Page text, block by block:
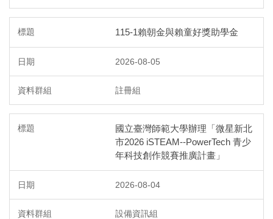
115-1賴朝金與賴童好獎助學金
2026-08-05
註冊組
國立臺灣師範大學辦理「微星新北
市2026 iSTEAM--PowerTech 青少
年科技創作競賽推廣計畫」
2026-08-04
設備資訊組